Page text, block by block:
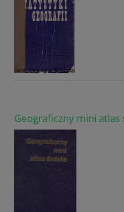
Geograficzny mini atlas